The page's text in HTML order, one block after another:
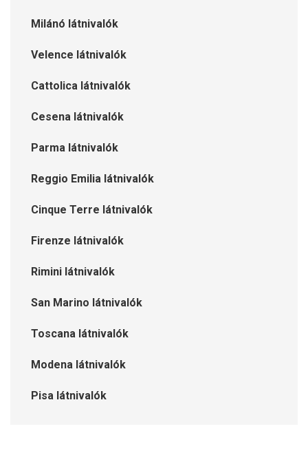
Milánó látnivalók
Velence látnivalók
Cattolica látnivalók
Cesena látnivalók
Parma látnivalók
Reggio Emilia látnivalók
Cinque Terre látnivalók
Firenze látnivalók
Rimini látnivalók
San Marino látnivalók
Toscana látnivalók
Modena látnivalók
Pisa látnivalók